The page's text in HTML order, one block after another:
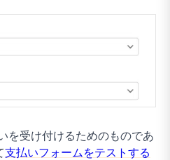
を受け付けるためのものであ
支払いフォームをテストする